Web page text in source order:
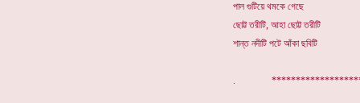
পাল গুটিয়ে থমকে গেছে
ছোট্ট তরীটি, আহা ছোট্ট তরীটি
শান্ত নদীটি পটে আঁকা ছবিটি
.